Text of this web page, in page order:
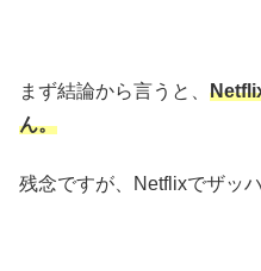
まず結論から言うと、
ん。
残念ですが、Netflixでザッ